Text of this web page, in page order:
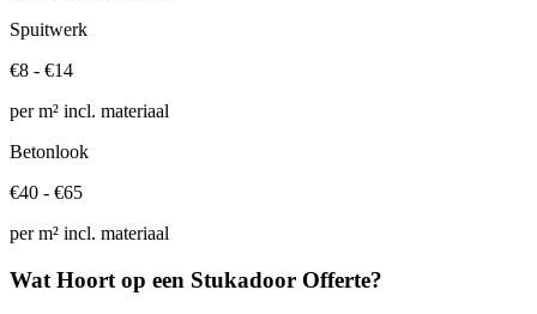
Spuitwerk
€8 - €14
per m² incl. materiaal
Betonlook
€40 - €65
per m² incl. materiaal
Wat Hoort op een Stukadoor Offerte?